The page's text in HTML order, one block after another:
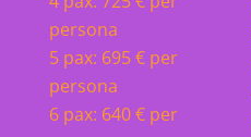
persona
5 pax: 695 € per
persona
6 pax: 640 € per